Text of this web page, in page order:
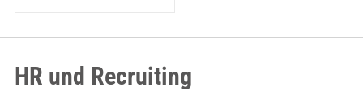
HR und Recruiting